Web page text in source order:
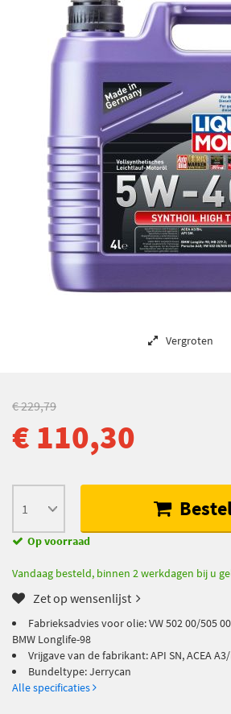
Vergroten
€ 229,79
€ 110,30
Op voorraad
Vandaag besteld, binnen 2 werkdagen bij u
Zet op wensenlijst
Fabrieksadvies voor olie: VW 502 00/505
BMW Longlife-98
Vrijgave van de fabrikant: API SN, ACEA
Bundeltype: Jerrycan
Alle specificaties